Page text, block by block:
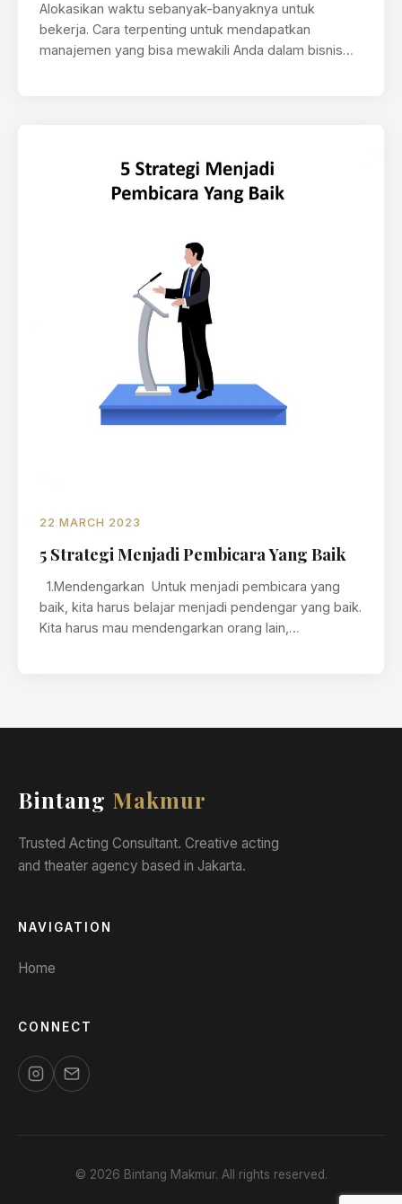
Alokasikan waktu sebanyak-banyaknya untuk
bekerja. Cara terpenting untuk mendapatkan
manajemen yang bisa mewakili Anda dalam bisnis
22 MARCH 2023
5 Strategi Menjadi Pembicara Yang Baik
1.Mendengarkan Untuk menjadi pembicara yang
baik, kita harus belajar menjadi pendengar yang baik.
Kita harus mau mendengarkan orang lain,…
Bintang Makmur
Trusted Acting Consultant. Creative acting
and theater agency based in Jakarta.
NAVIGATION
Home
CONNECT
© 2026 Bintang Makmur. All rights reserved.